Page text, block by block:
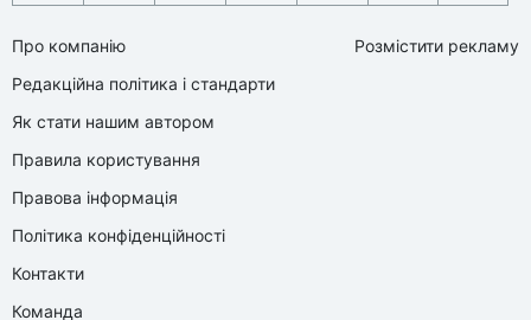
Про компанію
Редакційна політика і стандарти
Як стати нашим автором
Правила користування
Правова інформація
Політика конфіденційності
Контакти
Команда
Розмістити рекламу